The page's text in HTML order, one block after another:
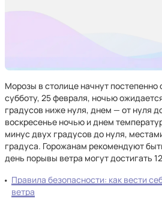
Морозы в столице начнут постепенно
субботу, 25 февраля, ночью
градусов ниже нуля, днем — от нуля
воскресенье ночью и днем
минус двух градусов до нуля,
градуса. Горожанам рекомендуют
день порывы ветра могут достигать
Правила безопасности: как вести
ветра